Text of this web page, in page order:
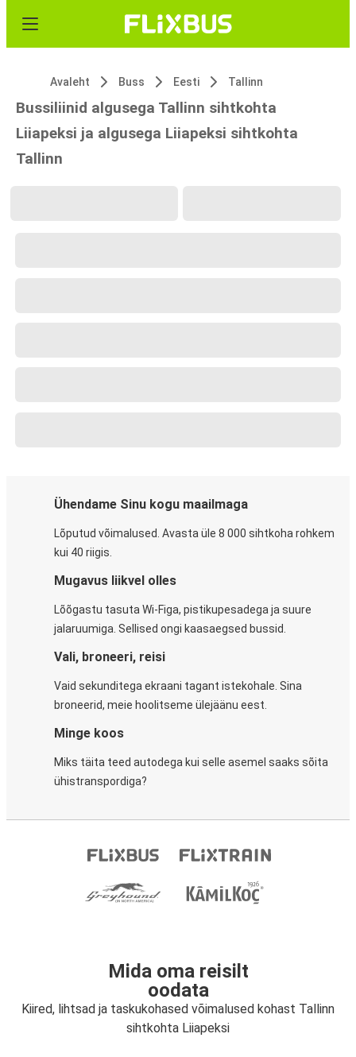
Avaleht Buss Eesti Tallinn
Bussiliinid algusega Tallinn sihtkohta
Liiapeksi ja algusega Liiapeksi sihtkohta
Tallinn
Ühendame Sinu kogu maailmaga
Lõputud võimalused. Avasta üle 8 000 sihtkoha rohkem
kui 40 riigis.
Mugavus liikvel olles
Lõõgastu tasuta Wi-Figa, pistikupesadega ja suure
jalaruumiga. Sellised ongi kaasaegsed bussid.
Vali, broneeri, reisi
Vaid sekunditega ekraani tagant istekohale. Sina
broneerid, meie hoolitseme ülejäänu eest.
Minge koos
Miks täita teed autodega kui selle asemel saaks sõita
ühistranspordiga?
Mida oma reisilt
oodata
Kiired, lihtsad ja taskukohased võimalused kohast Tallinn
sihtkohta Liiapeksi